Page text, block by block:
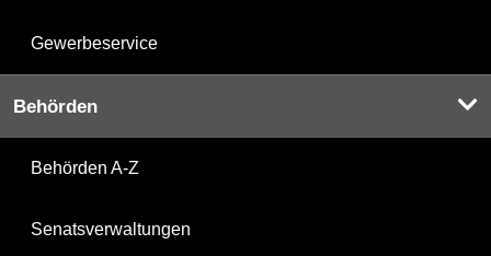
Gewerbeservice
Behörden
Behörden A-Z
Senatsverwaltungen